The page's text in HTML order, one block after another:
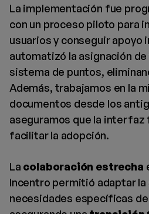
La implementación fue
con un proceso piloto para
usuarios y conseguir apoyo
automatizó la asignación
sistema de puntos,
Además, trabajamos en la
documentos desde los
aseguramos que la
facilitar la adopción.
La colaboración estrecha
Incentro permitió adaptar la
necesidades específicas de